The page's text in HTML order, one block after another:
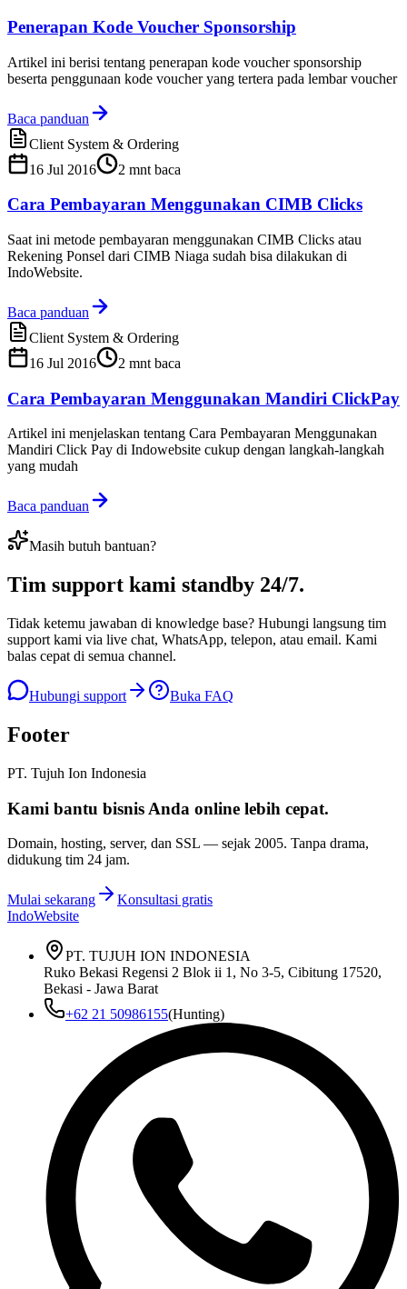
Penerapan Kode Voucher Sponsorship
Artikel ini berisi tentang penerapan kode voucher sponsorship
beserta penggunaan kode voucher yang tertera pada lembar voucher
Baca panduan
Client System & Ordering
16 Jul 2016
2 mnt baca
Cara Pembayaran Menggunakan CIMB Clicks
Saat ini metode pembayaran menggunakan CIMB Clicks atau
Rekening Ponsel dari CIMB Niaga sudah bisa dilakukan di
IndoWebsite.
Baca panduan
Client System & Ordering
16 Jul 2016
2 mnt baca
Cara Pembayaran Menggunakan Mandiri ClickPay
Artikel ini menjelaskan tentang Cara Pembayaran Menggunakan
Mandiri Click Pay di Indowebsite cukup dengan langkah-langkah
yang mudah
Baca panduan
Masih butuh bantuan?
Tim support kami standby 24/7.
Tidak ketemu jawaban di knowledge base? Hubungi langsung tim
support kami via live chat, WhatsApp, telepon, atau email. Kami
balas cepat di semua channel.
Hubungi support Buka FAQ
Footer
PT. Tujuh Ion Indonesia
Kami bantu bisnis Anda online lebih cepat.
Domain, hosting, server, dan SSL — sejak 2005. Tanpa drama,
didukung tim 24 jam.
Mulai sekarang
Konsultasi gratis
IndoWebsite
PT. TUJUH ION INDONESIA
Ruko Bekasi Regensi 2 Blok ii 1, No 3-5, Cibitung 17520,
Bekasi - Jawa Barat
+62 21 50986155(Hunting)